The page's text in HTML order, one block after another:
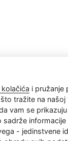
i pružanje
tražite na
vam se
sadrže
- jedinstvene